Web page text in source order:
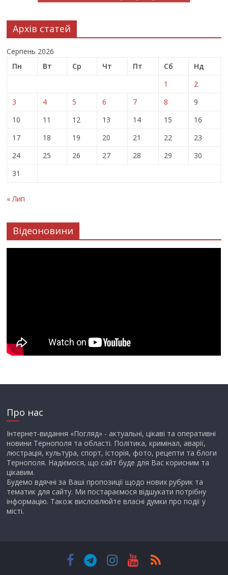
Архів статей
Серпень 2026
Пн
Вт Ср Чт Пт Сб
Нд
1
2
3
4 5 6 7 8
9
10
11 12 13 14 15
16
17
18 19 20 21 22
23
24
25 26 27 28 29
30
31
« Лип
Відеоновини
Про нас
Інтернет-видання «Погляд» - актуальні, цікаві та оперативні
новини Тернополя та області. Політика, кримінал, аварії,
люстрація, культура, спорт, історія, фото, рецепти та блоги
Тернополя. Надіємося, що сайт буде для Вас корисним та
цікавим.
Будемо вдячні за Ваші пропозиції щодо нових рубрик та
тематик для сайту. Ми постараємося відшукати потрібну
інформацію. Також висловлюйте власні думки про події у
місті.